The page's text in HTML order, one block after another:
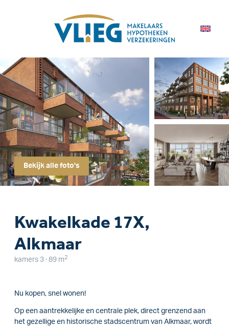
Bekijk alle foto's
Kwakelkade 17X,
Alkmaar
kamers 3 · 89 m 2
Nu kopen, snel wonen!
Op een aantrekkelijke en centrale plek, direct grenzend aan
het gezellige en historische stadscentrum van Alkmaar, wordt